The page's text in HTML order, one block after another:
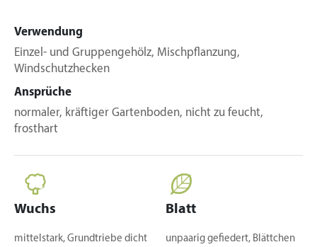
Verwendung
Einzel- und Gruppengehölz, Mischpflanzung,
Windschutzhecken
Ansprüche
normaler, kräftiger Gartenboden, nicht zu feucht,
frosthart
Wuchs
mittelstark, Grundtriebe dicht
Blatt
unpaarig gefiedert, Blättchen